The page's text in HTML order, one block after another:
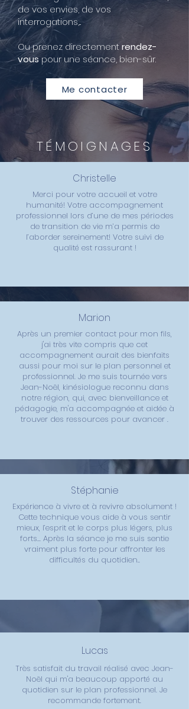
de vos envies, de vos
interrogations,...
Ou prenez directementrendez-
vouspour une séance, bien-sûr.
Me contacter
TÉMOIGNAGES
Christelle
Merci pour votre accueil et votre
humanité! Votre accompagnement
professionnel lors d’une de mes périodes
de transition de vie m’a permis de
l’aborder sereinement! Votre suivi de
qualité est rassurant !
Marion
Après un premier contact pour mon fils,
j'ai très vite compris que cet
accompagnement aurait des bienfaits
aussi pour moi sur le plan personnel et
professionnel. Je me suis tournée vers
Jean-Noël, kinésiologue reconnu dans
notre région, qui, avec bienveillance et
pédagogie, m'a accompagnée et aidée à
trouver des ressources pour avancer .
Stéphanie
Expérience à vivre et à revivre absolument !
Cette technique vous aide à vous sentir
mieux, l’esprit et le corps plus légers, plus
forts... Après la séance je me suis sentie
vraiment plus forte pour affronter les
difficultés du quotidien..
Lucas
Très satisfait du travail réalisé avec Jean-
Noël qui m'a beaucoup apporté au
quotidien sur le plan professionnel. Je
recommande fortement.